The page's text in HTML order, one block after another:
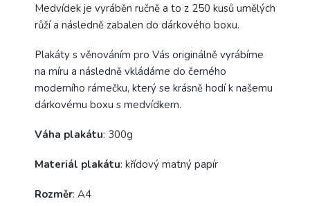
Medvídek je vyráběn ručně a to z 250 kusů umělých
růží a následně zabalen do dárkového boxu.
Plakáty s věnováním pro Vás originálně vyrábíme
na míru a následně vkládáme do černého
moderního rámečku, který se krásně hodí k našemu
dárkovému boxu s medvídkem.
Váha plakátu: 300g
Materiál plakátu: křídový matný papír
Rozměr: A4